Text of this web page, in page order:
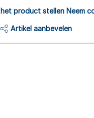
product stellen Neem
Artikel aanbevelen